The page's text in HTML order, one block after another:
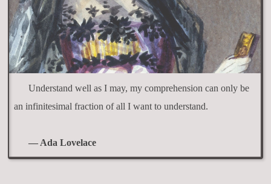
Understand well as I may, my comprehension can only be
an infinitesimal fraction of all I want to understand.
— Ada Lovelace